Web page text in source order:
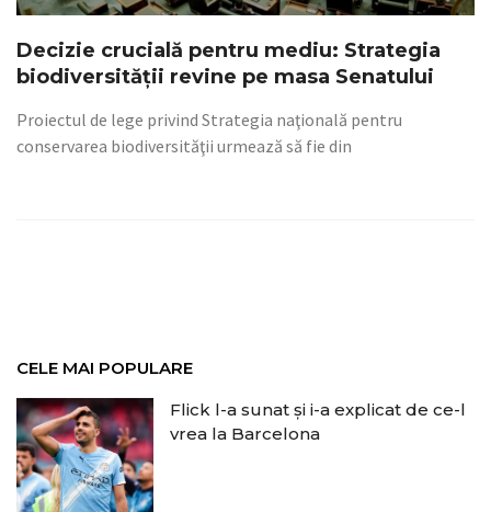
Decizie crucială pentru mediu: Strategia
biodiversității revine pe masa Senatului
Proiectul de lege privind Strategia naţională pentru
conservarea biodiversităţii urmează să fie din
CELE MAI POPULARE
Flick l-a sunat și i-a explicat de ce-l
vrea la Barcelona